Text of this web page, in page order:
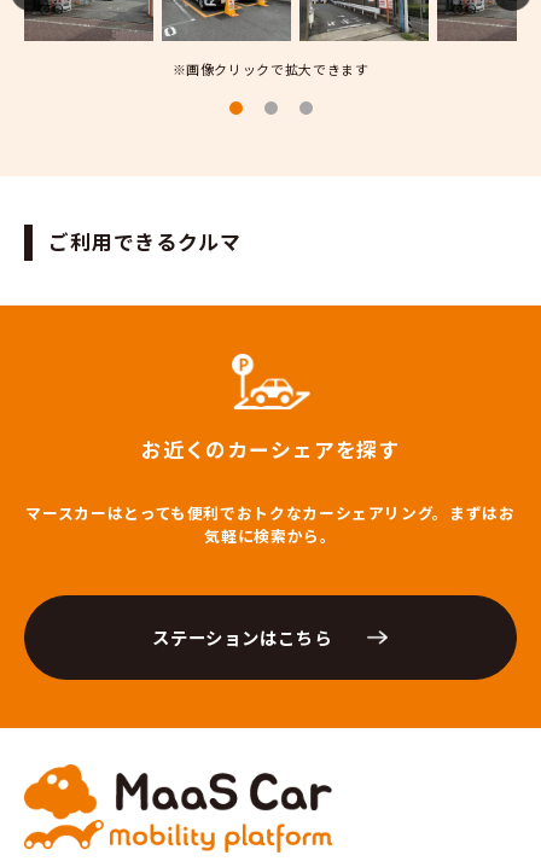
※画像クリックで拡大できます
ご利用できるクルマ
お近くのカーシェアを探す
マースカーはとっても便利でおトクなカーシェアリング。まずはお
気軽に検索から。
ステーションはこちら